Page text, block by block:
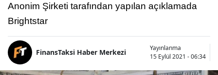
Anonim Şirketi tarafından yapılan açıklamada
Brightstar
FinansTaksi Haber Merkezi
Yayınlanma
15 Eylül 2021 - 06:34